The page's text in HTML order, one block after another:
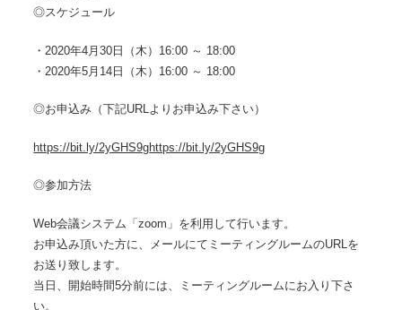
◎スケジュール
・2020年4月30日（木）16:00 ～ 18:00
・2020年5月14日（木）16:00 ～ 18:00
◎お申込み（下記URLよりお申込み下さい）
https://bit.ly/2yGHS9ghttps://bit.ly/2yGHS9g
◎参加方法
Web会議システム「zoom」を利用して行います。
お申込み頂いた方に、メールにてミーティングルームのURLを
お送り致します。
当日、開始時間5分前には、ミーティングルームにお入り下さ
い。